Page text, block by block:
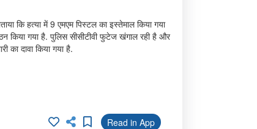
कि हत्या में 9 एमएम पिस्टल का इस्तेमाल किया गया
गया है. पुलिस सीसीटीवी फुटेज खंगाल रही है और
का दावा किया गया है.
Read in App